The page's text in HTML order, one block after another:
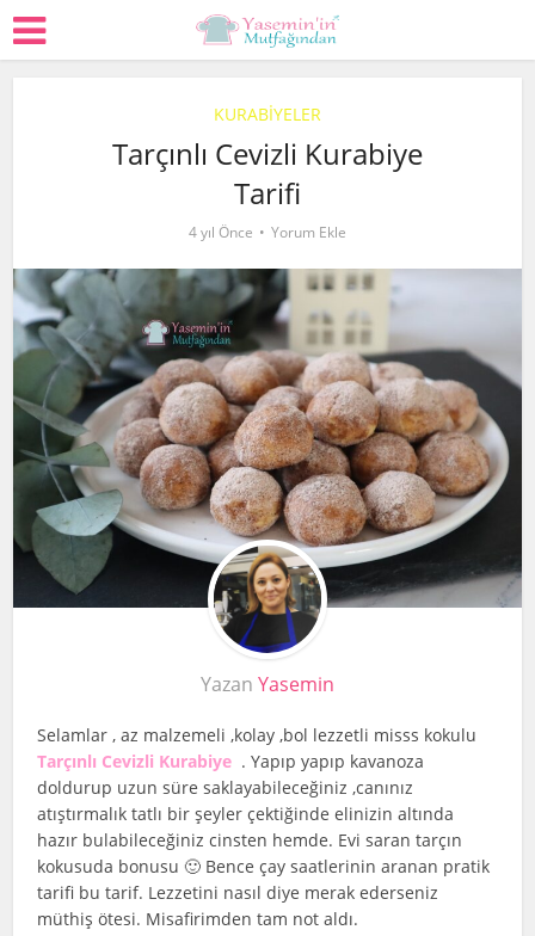
KURABİYELER
Tarçınlı Cevizli Kurabiye
Tarifi
4 yıl Önce Yorum Ekle
Yazan Yasemin
Selamlar , az malzemeli ,kolay ,bol lezzetli misss kokulu
Tarçınlı Cevizli Kurabiye . Yapıp yapıp kavanoza
doldurup uzun süre saklayabileceğiniz ,canınız
atıştırmalık tatlı bir şeyler çektiğinde elinizin altında
hazır bulabileceğiniz cinsten hemde. Evi saran tarçın
kokusuda bonusu 🙂 Bence çay saatlerinin aranan pratik
tarifi bu tarif. Lezzetini nasıl diye merak ederseniz
müthiş ötesi. Misafirimden tam not aldı.